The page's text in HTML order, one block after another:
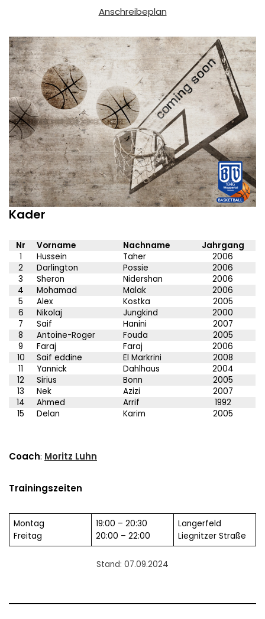
Anschreibeplan
Kader
Nr Vorname Nachname
Jahrgang
1
Hussein Taher
2006
2
Darlington Possie
2006
3
Sheron Nidershan
2006
4
Mohamad Malak
2006
5
Alex Kostka
2005
6
Nikolaj Jungkind
2000
7
Saif Hanini
2007
8
Antoine-Roger Fouda
2005
9
Faraj Faraj
2006
10
Saif eddine El Markrini
2008
11
Yannick Dahlhaus
2004
12
Sirius Bonn
2005
13
Nek Azizi
2007
14
Ahmed Arrif
1992
15
Delan Karim 2005
Coach: Moritz Luhn
Trainingszeiten
Montag
Freitag
19:00 – 20:30
20:00 – 22:00
Langerfeld
Liegnitzer Straße
Stand: 07.09.2024